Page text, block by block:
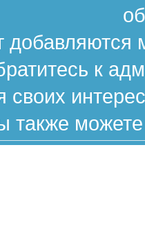
к
также